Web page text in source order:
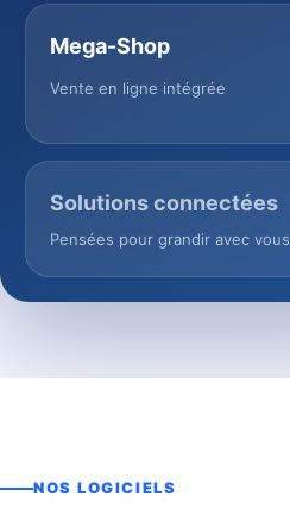
Mega-Shop
Vente en ligne intégrée
Solutions connectées
Pensées pour grandir avec vous
NOS LOGICIELS